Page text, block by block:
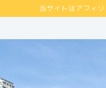
当サイトはアフィ